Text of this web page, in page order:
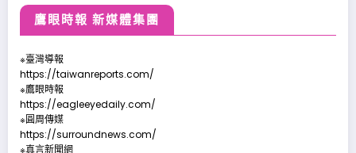
鷹眼時報 新媒體集團
※臺灣導報
https://taiwanreports.com/
※鷹眼時報
https://eagleeyedaily.com/
※圓周傳媒
https://surroundnews.com/
※真言新聞網